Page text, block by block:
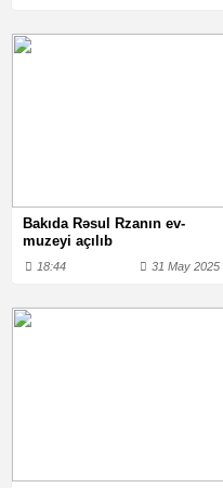
Bakıda Rəsul Rzanın ev-
muzeyi açılıb
18:44 31 May 2025